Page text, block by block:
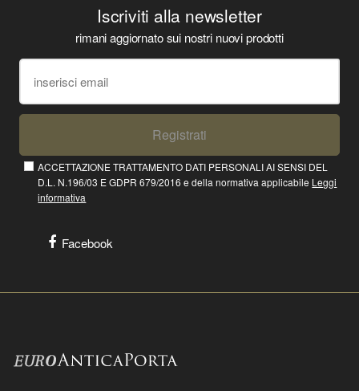
Iscriviti alla newsletter
rimani aggiornato sui nostri nuovi prodotti
Registrati
ACCETTAZIONE TRATTAMENTO DATI PERSONALI AI SENSI DEL
D.L. N.196/03 E GDPR 679/2016 e della normativa applicabile Leggi
informativa
Facebook